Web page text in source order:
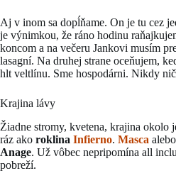
Aj v inom sa dopĺňame. On je tu cez
je výnimkou, že ráno hodinu
koncom a na večeru Jankovi musím
lasagní. Na druhej strane oceňujem,
hlt veltlínu. Sme hospodárni. Nikdy nič
Krajina lávy
Žiadne stromy, kvetena, krajina okolo
ráz ako roklina Infierno. Masca alebo
Anage. Už vôbec nepripomína all
pobreží.